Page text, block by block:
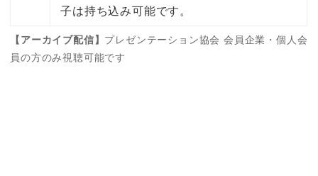
子は持ち込み可能です。
【アーカイブ配信】 プレゼンテーション協会 会員企業・個人会
員の方のみ視聴可能です